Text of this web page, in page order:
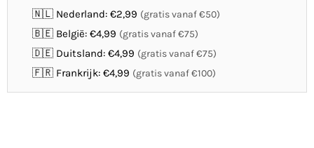
🇳🇱 Nederland: €2,99 (gratis vanaf €50)
🇧🇪 België: €4,99 (gratis vanaf €75)
🇩🇪 Duitsland: €4,99 (gratis vanaf €75)
🇫🇷 Frankrijk: €4,99 (gratis vanaf €100)